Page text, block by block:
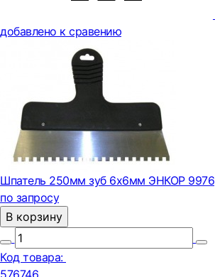
добавлено к сравению
Шпатель 250мм зуб 6х6мм ЭНКОР 9976
по запросу
В корзину
Код товара: